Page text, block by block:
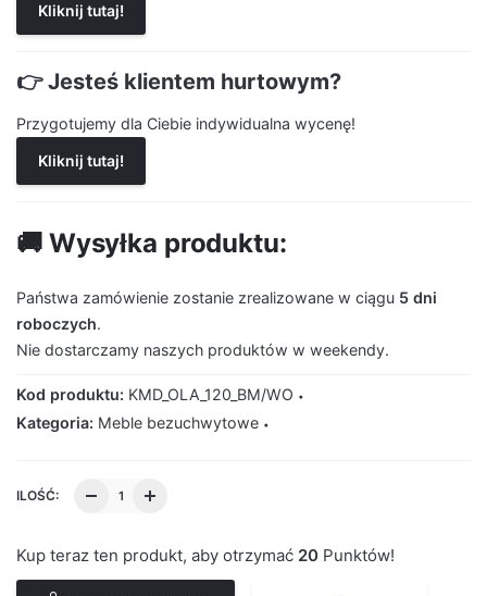
Kliknij tutaj!
👉 Jesteś klientem hurtowym?
Przygotujemy dla Ciebie indywidualna wycenę!
Kliknij tutaj!
🚚 Wysyłka produktu:
Państwa zamówienie zostanie zrealizowane w ciągu 5 dni
roboczych.
Nie dostarczamy naszych produktów w weekendy.
Kod produktu: KMD_OLA_120_BM/WO
Kategoria: Meble bezuchwytowe
ILOŚĆ:
Kup teraz ten produkt, aby otrzymać 20 Punktów!